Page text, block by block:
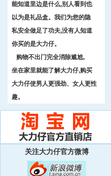
能知道里边是什么,别人看到也
以为是礼品盒。我们为您的隐
私安全做足了功夫,没有人知道
你买的是大力仔。
购物不出门完全消除尴尬,
坐在家里就能了解大力仔,购买
大力仔使男人更强劲、女人更性
趣。
关注大力仔官方微博